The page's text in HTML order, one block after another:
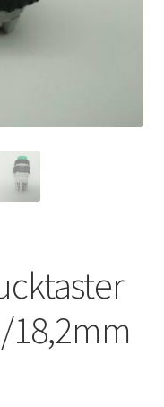
18,2mm